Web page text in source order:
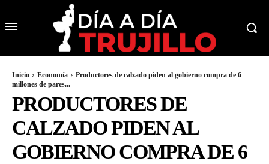
Inicio Economía
Productores de calzado piden al gobierno compra de 6
millones de pares...
PRODUCTORES DE
CALZADO PIDEN AL
GOBIERNO COMPRA DE 6